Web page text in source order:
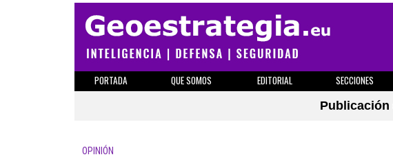
PORTADA QUE SOMOS EDITORIAL SECCIONES
OPINIÓN